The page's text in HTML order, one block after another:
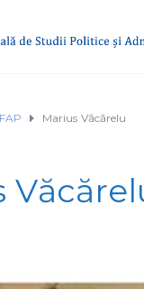
Marius Văcărelu